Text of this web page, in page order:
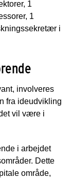
1
1
i
involveres
fra ideudvikling
vil være i
i arbejdet
Dette
område,